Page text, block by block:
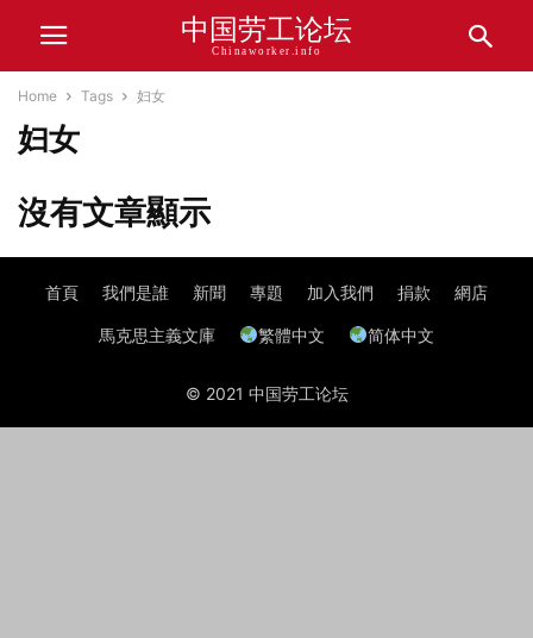
中国劳工论坛
Chinaworker.info
Home Tags 妇女
妇女
沒有文章顯示
首頁 我們是誰 新聞 專題 加入我們 捐款 網店
馬克思主義文庫 繁體中文 简体中文
© 2021 中国劳工论坛